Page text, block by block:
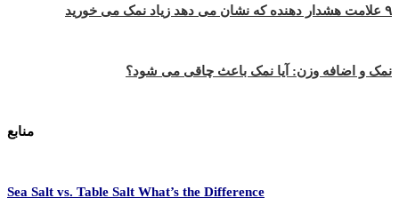
۹ علامت هشدار دهنده که نشان می دهد زیاد نمک می خورید
نمک و اضافه وزن: آیا نمک باعث چاقی می شود؟
منابع
Sea Salt vs. Table Salt What’s the Difference